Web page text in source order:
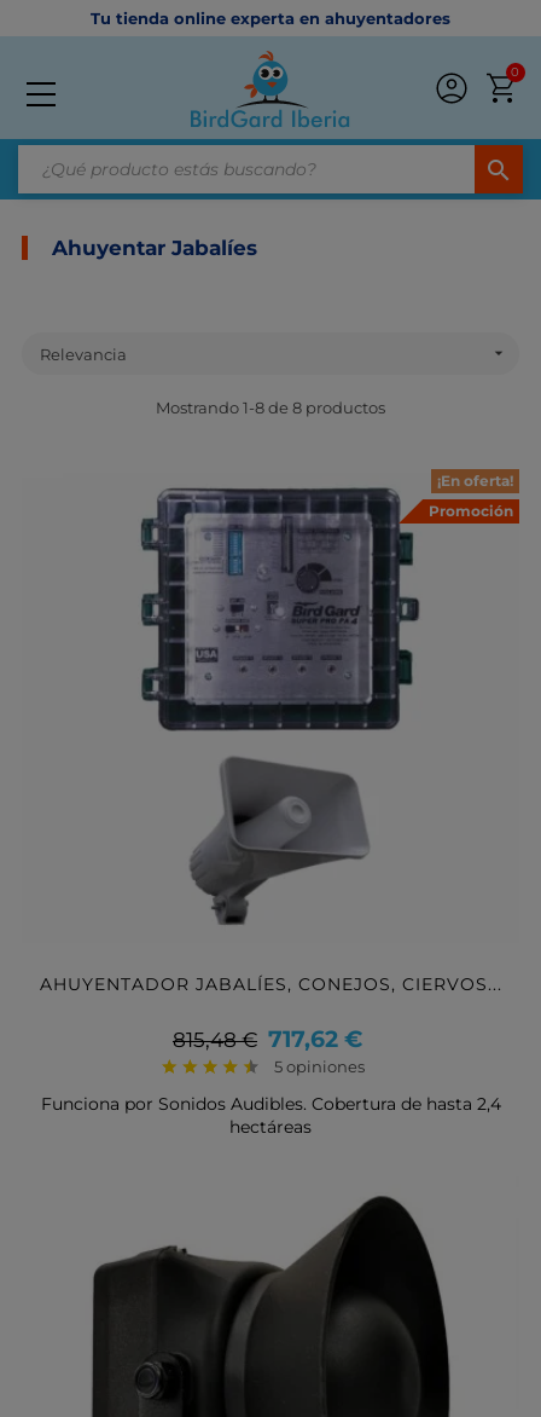
Tu tienda online experta en ahuyentadores
search
0
Ahuyentar Jabalíes
Relevancia 
Mostrando 1-8 de 8 productos
¡En oferta!
Promoción
AHUYENTADOR JABALÍES, CONEJOS, CIERVOS...
Precio
base
815,48 € Precio
717,62 €
5 opiniones
Funciona por Sonidos Audibles. Cobertura de hasta 2,4
hectáreas